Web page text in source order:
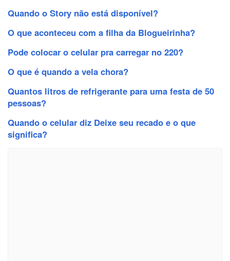
Quando o Story não está disponível?
O que aconteceu com a filha da Blogueirinha?
Pode colocar o celular pra carregar no 220?
O que é quando a vela chora?
Quantos litros de refrigerante para uma festa de 50
pessoas?
Quando o celular diz Deixe seu recado e o que
significa?